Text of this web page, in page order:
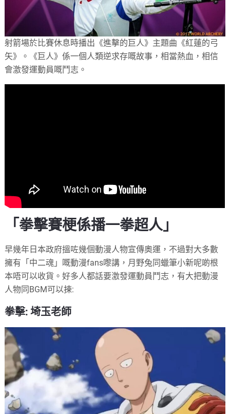
射箭場於比賽休息時播出《進擊的巨人》主題曲《紅蓮的弓
矢》。《巨人》係一個人類逆求存嘅故事，相當熱血，相信
會激發運動員嘅鬥志。
「拳擊賽梗係播一拳超人」
早幾年日本政府搵咗幾個動漫人物宣傳奧運，不過對大多數
擁有「中二魂」嘅動漫fans嚟講，月野兔同蠟筆小新呢啲根
本唔可以收貨。好多人都話要激發運動員鬥志，有大把動漫
人物同BGM可以揀:
拳擊: 埼玉老師